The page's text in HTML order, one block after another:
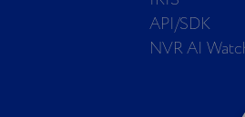
API/SDK
NVR AI